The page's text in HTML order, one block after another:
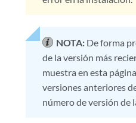
NOTA: De forma
de la versión más
muestra en esta
versiones anteriores
número de versión de